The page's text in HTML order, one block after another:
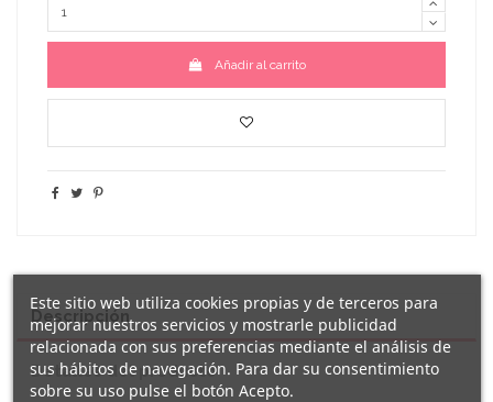
Añadir al carrito
Descripción
Detalles del producto
Este sitio web utiliza cookies propias y de terceros para
mejorar nuestros servicios y mostrarle publicidad
relacionada con sus preferencias mediante el análisis de
sus hábitos de navegación. Para dar su consentimiento
sobre su uso pulse el botón Acepto.